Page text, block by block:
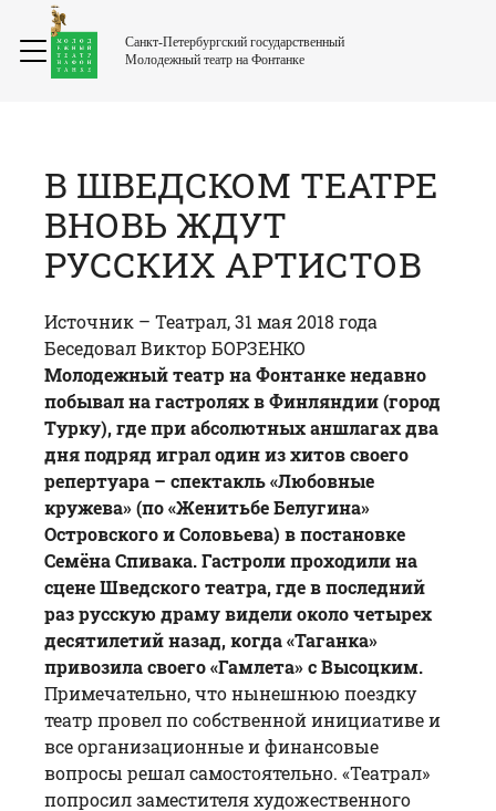
Санкт-Петербургский государственный
Молодежный театр на Фонтанке
В ШВЕДСКОМ ТЕАТРЕ
ВНОВЬ ЖДУТ
РУССКИХ АРТИСТОВ
Источник – Театрал, 31 мая 2018 года
Беседовал Виктор БОРЗЕНКО
Молодежный театр на Фонтанке недавно
побывал на гастролях в Финляндии (город
Турку), где при абсолютных аншлагах два
дня подряд играл один из хитов своего
репертуара – спектакль «Любовные
кружева» (по «Женитьбе Белугина»
Островского и Соловьева) в постановке
Семёна Спивака. Гастроли проходили на
сцене Шведского театра, где в последний
раз русскую драму видели около четырех
десятилетий назад, когда «Таганка»
привозила своего «Гамлета» с Высоцким.
Примечательно, что нынешнюю поездку
театр провел по собственной инициативе и
все организационные и финансовые
вопросы решал самостоятельно. «Театрал»
попросил заместителя художественного